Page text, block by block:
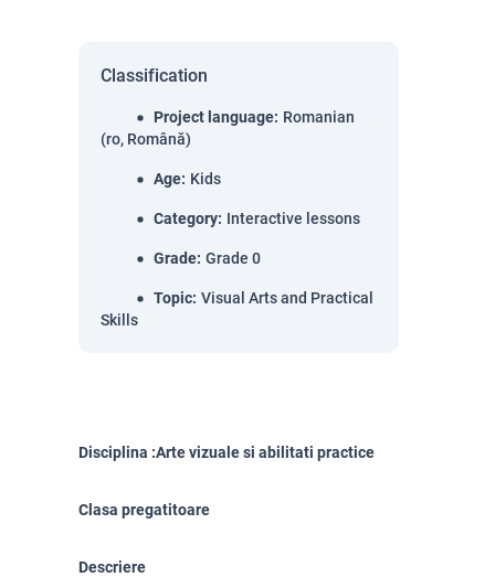
Classification
Project language: Romanian
(ro, Română)
Age: Kids
Category: Interactive lessons
Grade: Grade 0
Topic: Visual Arts and Practical
Skills
Disciplina :Arte vizuale si abilitati practice
Clasa pregatitoare
Descriere